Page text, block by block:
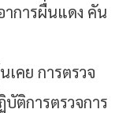
าการผื่นแดง คัน
เคย การตรวจ
บัติการตรวจการ